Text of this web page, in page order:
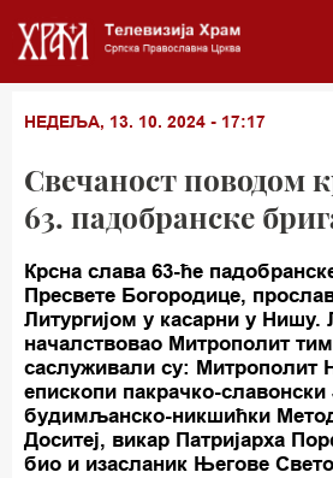
НЕДЕЉА, 13. 10. 2024 - 17:17
Свечаност поводом
63. падобранске
Крсна слава 63-ће
Пресвете Богородице,
Литургијом у касарни у Нишу.
началствовао Митрополит
саслуживали су: Митрополит
епископи пакрачко-славонски
будимљанско-никшићки
Доситеј, викар Патријарха
био и изасланик Његове